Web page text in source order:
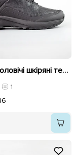
Кросівки чоловічі шкіряні термо 593421 Чорні
1